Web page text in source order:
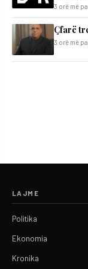
3 orë më
Çfarë
3 orë më
LAJME
Politika
Ekonomia
Kronika